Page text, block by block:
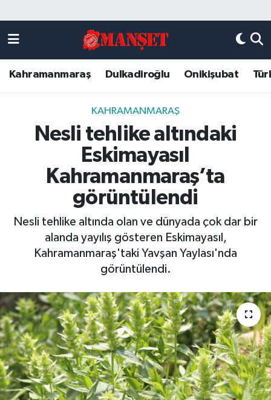
Kahramanmaraş Dulkadiroğlu Onikişubat
KAHRAMANMARAŞ
Nesli tehlike altındaki
Eskimayasıl
Kahramanmaraş’ta
görüntülendi
Nesli tehlike altında olan ve dünyada çok dar bir
alanda yayılış gösteren Eskimayasıl,
Kahramanmaraş'taki Yavşan Yaylası'nda
görüntülendi.
DULKADİROĞLU
KAHRAMANMARAŞ
ONİKİŞUBAT
ÖZEL HABER
Kahramanmaraş Nöbetçi Eczaneler
Kahramanmaraş Hava Durumu
Kahramanmaraş Trafik Yoğunluk Haritası
Süper Lig Puan Durumu ve Fikstür
Tüm Manşetler
Son Dakika Haberleri
Haber Arşivi